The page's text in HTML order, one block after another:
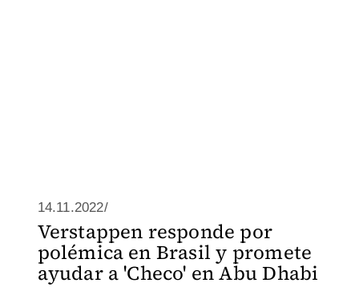
14.11.2022/
Verstappen responde por
polémica en Brasil y promete
ayudar a 'Checo' en Abu Dhabi